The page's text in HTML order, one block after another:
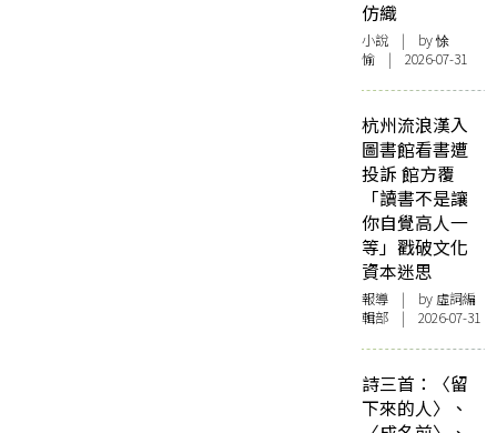
仿織
小說 | by 悇
愉 | 2026-07-31
杭州流浪漢入
圖書館看書遭
投訴 館方覆
「讀書不是讓
你自覺高人一
等」戳破文化
資本迷思
報導 | by 虛詞編
輯部 | 2026-07-31
詩三首：〈留
下來的人〉、